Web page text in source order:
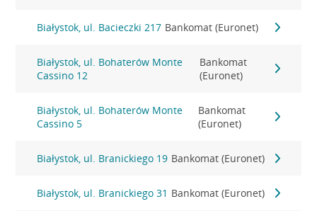
Białystok, ul. Bacieczki 217 Bankomat (Euronet)
Białystok, ul. Bohaterów Monte
Cassino 12
Bankomat
(Euronet)
Białystok, ul. Bohaterów Monte
Cassino 5
Bankomat
(Euronet)
Białystok, ul. Branickiego 19 Bankomat (Euronet)
Białystok, ul. Branickiego 31 Bankomat (Euronet)